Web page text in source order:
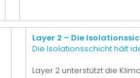
Layer 2 – Die
Die Isolationsschicht hält
Layer 2 unterstützt die